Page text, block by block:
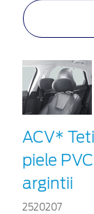
ACV*
piele
argintii
2520207